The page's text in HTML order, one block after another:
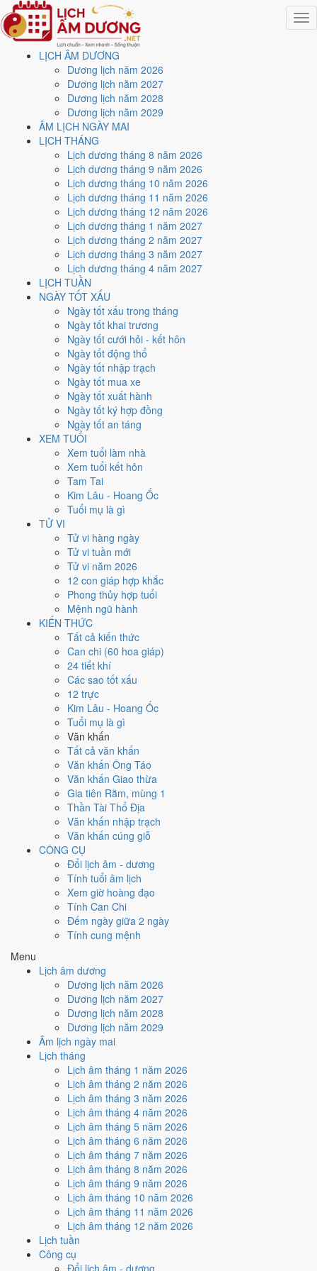
LỊCH ÂM DƯƠNG
Dương lịch năm 2026
Dương lịch năm 2027
Dương lịch năm 2028
Dương lịch năm 2029
ÂM LỊCH NGÀY MAI
LỊCH THÁNG
Lịch dương tháng 8 năm 2026
Lịch dương tháng 9 năm 2026
Lịch dương tháng 10 năm 2026
Lịch dương tháng 11 năm 2026
Lịch dương tháng 12 năm 2026
Lịch dương tháng 1 năm 2027
Lịch dương tháng 2 năm 2027
Lịch dương tháng 3 năm 2027
Lịch dương tháng 4 năm 2027
LỊCH TUẦN
NGÀY TỐT XẤU
Ngày tốt xấu trong tháng
Ngày tốt khai trương
Ngày tốt cưới hỏi - kết hôn
Ngày tốt động thổ
Ngày tốt nhập trạch
Ngày tốt mua xe
Ngày tốt xuất hành
Ngày tốt ký hợp đồng
Ngày tốt an táng
XEM TUỔI
Xem tuổi làm nhà
Xem tuổi kết hôn
Tam Tai
Kim Lâu - Hoang Ốc
Tuổi mụ là gì
TỬ VI
Tử vi hàng ngày
Tử vi tuần mới
Tử vi năm 2026
12 con giáp hợp khắc
Phong thủy hợp tuổi
Mệnh ngũ hành
KIẾN THỨC
Tất cả kiến thức
Can chi (60 hoa giáp)
24 tiết khí
Các sao tốt xấu
12 trực
Kim Lâu - Hoang Ốc
Tuổi mụ là gì
Văn khấn
Tất cả văn khấn
Văn khấn Ông Táo
Văn khấn Giao thừa
Gia tiên Rằm, mùng 1
Thần Tài Thổ Địa
Văn khấn nhập trạch
Văn khấn cúng giỗ
CÔNG CỤ
Đổi lịch âm - dương
Tính tuổi âm lịch
Xem giờ hoàng đạo
Tính Can Chi
Đếm ngày giữa 2 ngày
Tính cung mệnh
Menu
Lịch âm dương
Dương lịch năm 2026
Dương lịch năm 2027
Dương lịch năm 2028
Dương lịch năm 2029
Âm lịch ngày mai
Lịch tháng
Lịch âm tháng 1 năm 2026
Lịch âm tháng 2 năm 2026
Lịch âm tháng 3 năm 2026
Lịch âm tháng 4 năm 2026
Lịch âm tháng 5 năm 2026
Lịch âm tháng 6 năm 2026
Lịch âm tháng 7 năm 2026
Lịch âm tháng 8 năm 2026
Lịch âm tháng 9 năm 2026
Lịch âm tháng 10 năm 2026
Lịch âm tháng 11 năm 2026
Lịch âm tháng 12 năm 2026
Lịch tuần
Công cụ
Đổi lịch âm - dương
Trang chủ
Lịch năm 2026
Tháng 3/2026
Ngày 29/3/2026 (Nhâm Dần)
Xem ngày29/3/2026
lịch - Ngày 11/2 âm lịch
(Nhâm Dần) tốt hay xấu?
Ngày 29/3/2026 dương lịch (Chủ Nhật) là ngày 11/2/2026 âm lịch
Nhâm Dần- Can sinh Chi, Trực Bế, Sao Tinh, nạp âm Kim
Bạch Kim. Tổng hòa, đây làNgày Hungvới điểm trung bình
cho các việc quan trọng. Giờ Hoàng Đạo trong ngày:
Tỵ, Mùi, Tuất
Ngày Dương
Tháng 3 năm 2026
Tháng 2 âm năm 2026
Tiết Xuân Phân
Canh Tý
Bính Ngọ
Ngày Nhâm Dần có TrựcBế(ngày đóng cửa, bế tắc) nhưng gặp Sao
Thanh Long hoàng đạo . Điểm trung bình 7 việc chính chỉ
Ngày Hung, cần thận trọng với các quyết định lớn khó đảo
Ngọ, Tuất, Hợihợp ngày; tuổi
Ngày 29/3/2026 tốt hay xấu cho
việc gì?
Ngày 29/3/2026 đạt4.0/10
Sửa nhà - tu tạo (8/10), thấp nhất là
Bế (ngày đóng cửa, bế tắc) nhưng gặp Sao Thanh Long hoàng đạo
nên điểm từng việc chênh nhau như bảng dưới.
Cưới hỏi - đính hôn
Trung bình
Cưới hỏi - đính hôn hôm nay ở
Ngày Hoàng Đạo , nhưng Trực Bế kéo giảm điểm.
Cách tính ngày tốt
Khai trương - mở cửa hàng
4 /10Trung bình
Khai trương - mở cửa hàng hôm nay ở
nhờ hợpNgày Hoàng Đạo
Cách tính ngày tốt
Ký hợp đồng - giao ước
Trung bình
Ký hợp đồng - giao ước hôm nay ở
hợp
Cách tính ngày tốt
Động thổ - khởi công
Trung bình
Động thổ - khởi công hôm nay ở
hợp
Ngày Hoàng Đạo, nhưng Trực Bế kéo giảm điểm.
Cách tính ngày tốt
Nhập trạch - vào nhà mới
Trung bình
Nhập trạch - vào nhà mới hôm nay ở
nhờ hợp Ngày Hoàng Đạo, nhưng Trực Bế kéo giảm điểm.
Cách tính ngày tốt
Mua xe - tậu xe
Trung bình
Mua xe - tậu xe hôm nay ởmức trung bình (4/10)
Ngày Hoàng Đạo, nhưng Trực Bế kéo giảm điểm.
Cách tính ngày tốt
Xuất hành - đi xa
4
/10Trung bình
Xuất hành - đi xa hôm nay ở
Ngày Hoàng Đạo, nhưng Trực Bế kéo giảm điểm.